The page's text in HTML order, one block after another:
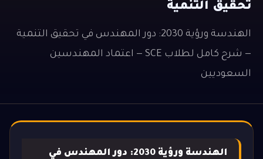
تحقيق التنمية
الهندسة ورؤية 2030: دور المهندس في تحقيق التنمية
— شرح كامل لطلاب SCE — اعتماد المهندسين
السعوديين
الهندسة ورؤية 2030: دور المهندس في